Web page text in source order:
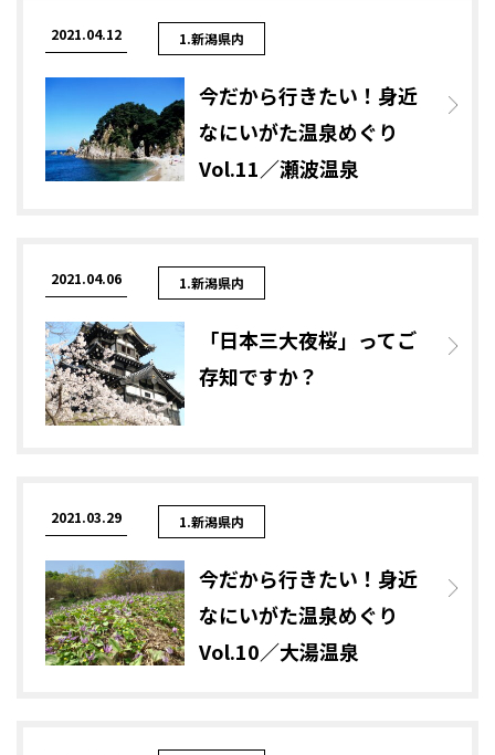
2021.04.12 1.新潟県内
今だから行きたい！身近
なにいがた温泉めぐり
Vol.11／瀬波温泉
2021.04.06 1.新潟県内
「日本三大夜桜」ってご
存知ですか？
2021.03.29 1.新潟県内
今だから行きたい！身近
なにいがた温泉めぐり
Vol.10／大湯温泉